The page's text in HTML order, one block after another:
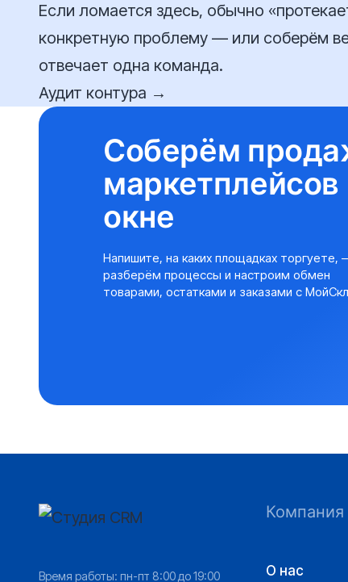
Если ломается здесь, обычно
конкретную проблему — или соберём
отвечает одна команда.
Аудит контура →
Соберём
окне
Напишите, на каких площадках торгуете,
разберём процессы и настроим обмен
товарами, остатками и заказами с
Время работы: пн-пт 8:00 до 19:00
Компания
О нас